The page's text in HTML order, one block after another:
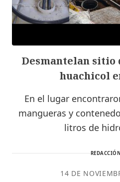
Desmantelan sitio
huachicol
En el lugar
mangueras y
litros de
14 DE